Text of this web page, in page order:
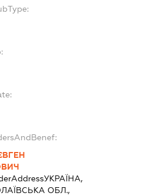
УКРАЇНА,
ОБЛ.,